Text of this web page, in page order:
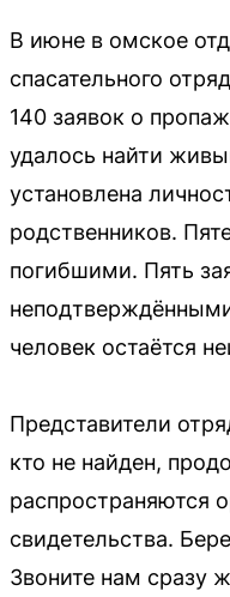
В июне в омское
спасательного
140 заявок о
удалось найти
установлена
родственников.
погибшими. Пять
человек остаётся
Представители
кто не найден,
распространяются
свидетельства.
Звоните нам сразу